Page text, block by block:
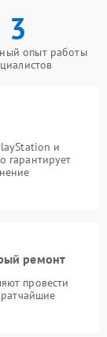
3
опыт работы
и
гарантирует
ремонт
провести